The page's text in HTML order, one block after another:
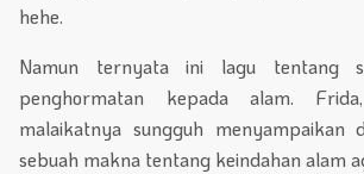
hehe.
Namun ternyata ini lagu tentang
penghormatan kepada alam.
malaikatnya sungguh menyampaikan
sebuah makna tentang keindahan alam